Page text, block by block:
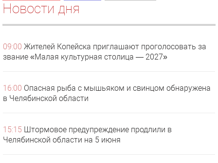
Новости дня
09:00 Жителей Копейска приглашают проголосовать за
звание «Малая культурная столица — 2027»
16:00 Опасная рыба с мышьяком и свинцом обнаружена
в Челябинской области
15:15 Штормовое предупреждение продлили в
Челябинской области на 5 июня
1 видео СМОТРЕТЬ